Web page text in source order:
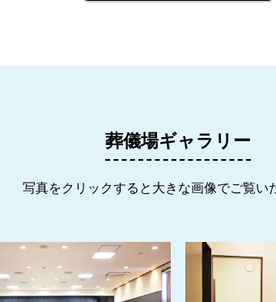
葬儀場ギャラリー
写真をクリックすると大きな画像でご覧い